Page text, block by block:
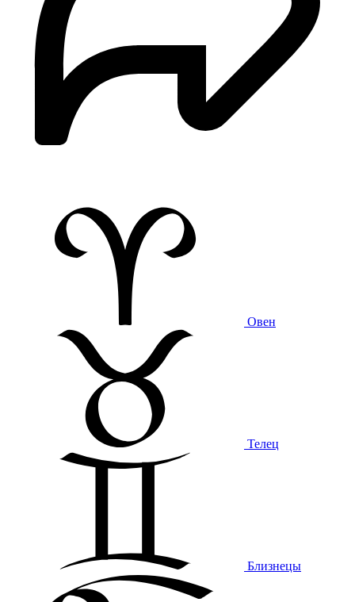
Овен
Телец
Близнецы